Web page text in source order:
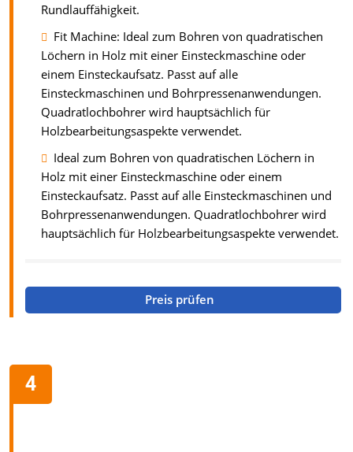
Rundlauffähigkeit.
Fit Machine: Ideal zum Bohren von quadratischen
Löchern in Holz mit einer Einsteckmaschine oder
einem Einsteckaufsatz. Passt auf alle
Einsteckmaschinen und Bohrpressenanwendungen.
Quadratlochbohrer wird hauptsächlich für
Holzbearbeitungsaspekte verwendet.
Ideal zum Bohren von quadratischen Löchern in
Holz mit einer Einsteckmaschine oder einem
Einsteckaufsatz. Passt auf alle Einsteckmaschinen und
Bohrpressenanwendungen. Quadratlochbohrer wird
hauptsächlich für Holzbearbeitungsaspekte verwendet.
Preis prüfen